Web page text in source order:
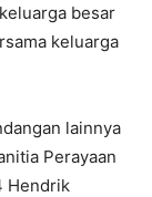
besar
keluarga
lainnya
Perayaan
Hendrik